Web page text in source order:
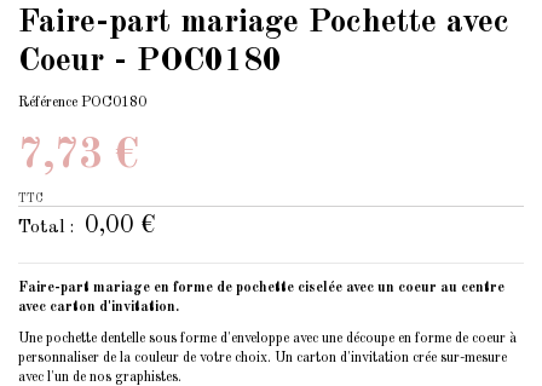
Faire-part mariage Pochette avec
Coeur - POC0180
Référence POC0180
7,73 €
TTC
Total : 0,00 €
Faire-part mariage en forme de pochette ciselée avec un coeur au centre
avec carton d'invitation.
Une pochette dentelle sous forme d'enveloppe avec une découpe en forme de coeur à
personnaliser de la couleur de votre choix. Un carton d'invitation crée sur-mesure
avec l'un de nos graphistes.